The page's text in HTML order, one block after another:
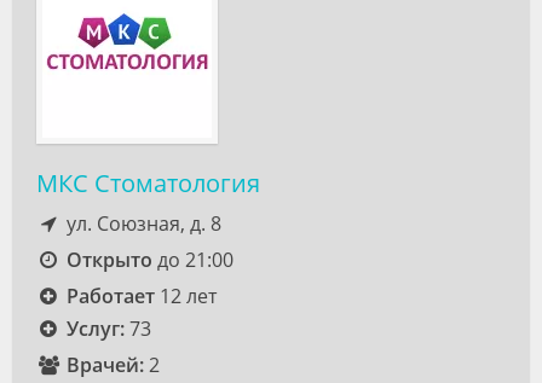
МКС Стоматология
ул. Союзная, д. 8
Открыто до 21:00
Работает12 лет
Услуг:73
Врачей:2